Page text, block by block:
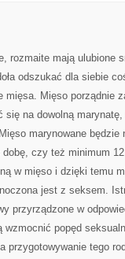
rozmaite mają ulubione
odszukać dla siebie
Mięso porządnie
się na dowolną
marynowane będzie
czy też minimum
w mięso i dzięki temu
jest z seksem.
przyrządzone w
wzmocnić popęd
przygotowywanie tego